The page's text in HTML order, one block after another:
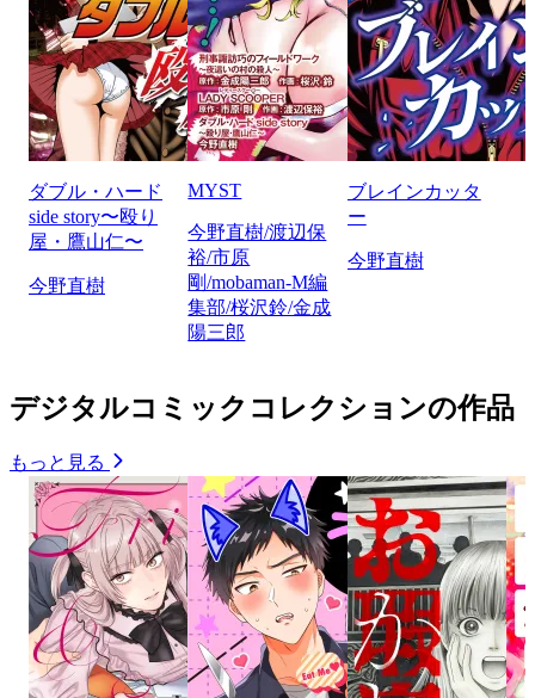
ダブル・ハード
side story〜殴り
屋・鷹山仁〜
今野直樹
MYST
今野直樹/渡辺保
裕/市原
剛/mobaman-M編
集部/桜沢鈴/金成
陽三郎
ブレインカッタ
ー
今野直樹
デジタルコミックコレクションの作品
もっと見る